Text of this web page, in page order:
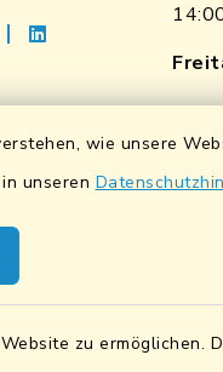
wie unsere
unseren
zu ermöglichen.
linkedin
Oberpfalz eG
0005 7041 38